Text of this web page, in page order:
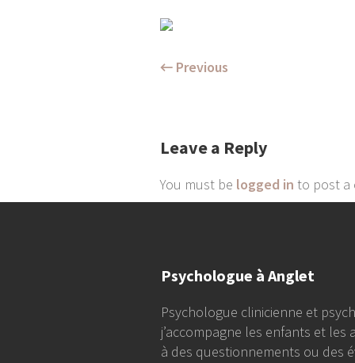
← Previous
Leave a Reply
You must be logged in to post a
Psychologue à Anglet
Psychologue clinicienne et
j’accompagne les enfants et
à des questionnements ou des